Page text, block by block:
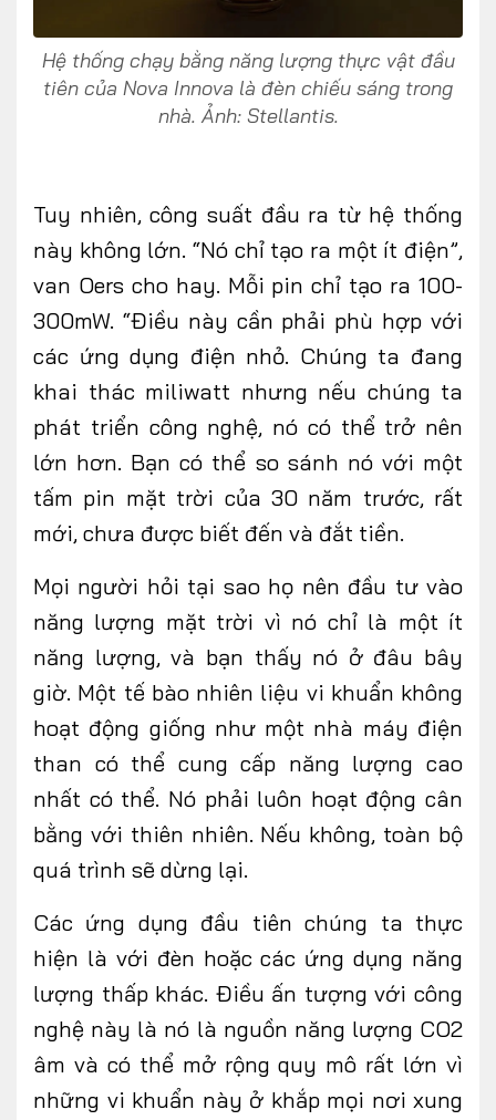
Hệ thống chạy bằng năng lượng thực vật đầu
tiên của Nova Innova là đèn chiếu sáng trong
nhà. Ảnh: Stellantis.
Tuy nhiên, công suất đầu ra từ hệ thống
này không lớn. “Nó chỉ tạo ra một ít điện”,
van Oers cho hay. Mỗi pin chỉ tạo ra 100-
300mW. “Điều này cần phải phù hợp với
các ứng dụng điện nhỏ. Chúng ta đang
khai thác miliwatt nhưng nếu chúng ta
phát triển công nghệ, nó có thể trở nên
lớn hơn. Bạn có thể so sánh nó với một
tấm pin mặt trời của 30 năm trước, rất
mới, chưa được biết đến và đắt tiền.
Mọi người hỏi tại sao họ nên đầu tư vào
năng lượng mặt trời vì nó chỉ là một ít
năng lượng, và bạn thấy nó ở đâu bây
giờ. Một tế bào nhiên liệu vi khuẩn không
hoạt động giống như một nhà máy điện
than có thể cung cấp năng lượng cao
nhất có thể. Nó phải luôn hoạt động cân
bằng với thiên nhiên. Nếu không, toàn bộ
quá trình sẽ dừng lại.
Các ứng dụng đầu tiên chúng ta thực
hiện là với đèn hoặc các ứng dụng năng
lượng thấp khác. Điều ấn tượng với công
nghệ này là nó là nguồn năng lượng CO2
âm và có thể mở rộng quy mô rất lớn vì
những vi khuẩn này ở khắp mọi nơi xung